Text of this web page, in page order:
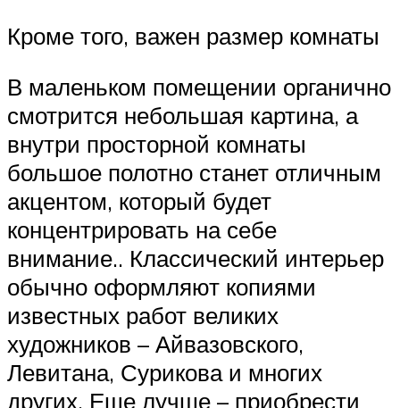
Кроме того, важен размер комнаты
В маленьком помещении органично
смотрится небольшая картина, а
внутри просторной комнаты
большое полотно станет отличным
акцентом, который будет
концентрировать на себе
внимание.. Классический интерьер
обычно оформляют копиями
известных работ великих
художников – Айвазовского,
Левитана, Сурикова и многих
других. Еще лучше – приобрести